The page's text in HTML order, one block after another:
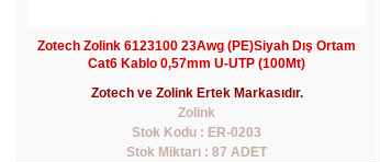
Zotech Zolink 6123100 23Awg (PE)Siyah Dış Ortam
Cat6 Kablo 0,57mm U-UTP (100Mt)
Zotech ve Zolink Ertek Markasıdır.
Zolink
Stok Kodu : ER-0203
Stok Miktarı : 87 ADET